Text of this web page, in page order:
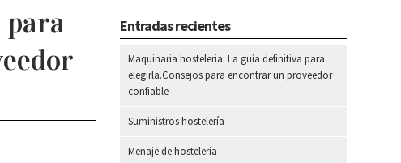
Entradas recientes
Maquinaria hosteleria: La guía definitiva para
elegirla.Consejos para encontrar un proveedor
confiable
Suministros hostelería
Menaje de hostelería